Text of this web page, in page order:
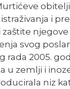
i
svog
rada 2005.
u zemlji i
niz